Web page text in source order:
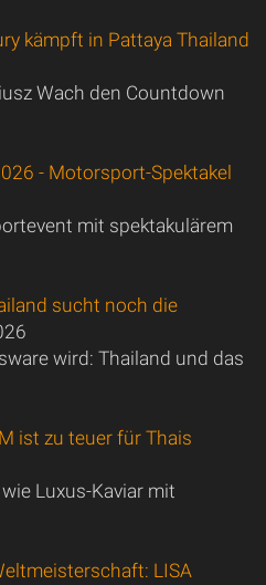
kämpft in Pattaya Thailand
Wach den Countdown
- Motorsport-Spektakel
mit spektakulärem
sucht noch die
wird: Thailand und das
ist zu teuer für Thais
Luxus-Kaviar mit
LISA